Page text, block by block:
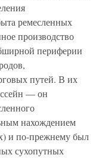
ремесленных
производство
периферии
путей. В их
— он
нахождением
и по-прежнему был
сухопутных